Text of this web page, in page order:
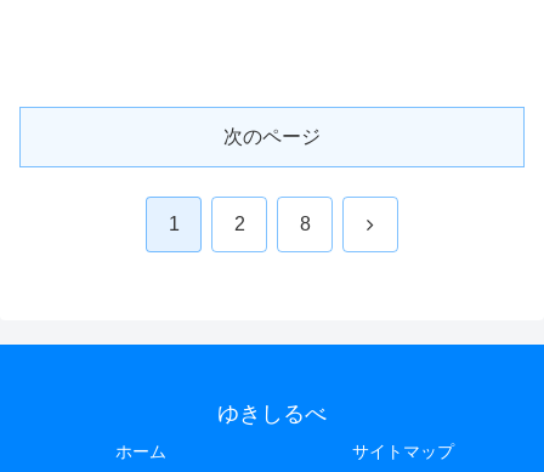
次のページ
1 2 8 次
ゆきしるべ
ホーム サイトマップ